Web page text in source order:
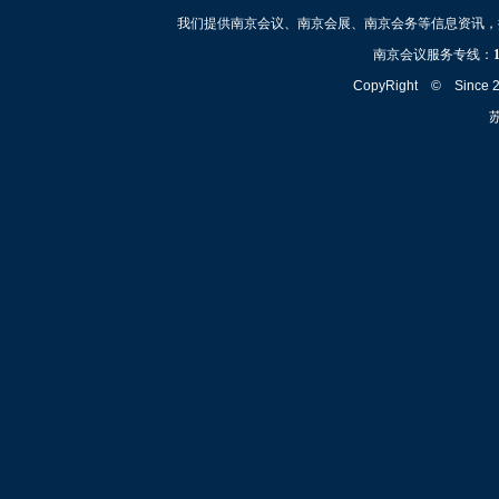
我们提供南京会议、南京会展、南京会务等信息资讯
南京会议服务专线：
CopyRight © Since